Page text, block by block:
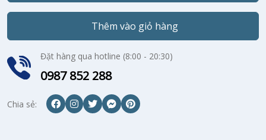
Thêm vào giỏ hàng
Đặt hàng qua hotline (8:00 - 20:30)
0987 852 288
Chia sẻ: